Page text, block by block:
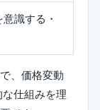
識する・
、価格変動
仕組みを理